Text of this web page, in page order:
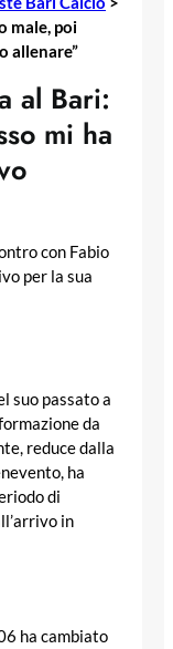
male, poi
allenare”
al Bari:
mi ha
con Fabio
per la sua
suo passato a
da
reduce dalla
ha
di
in
ha cambiato